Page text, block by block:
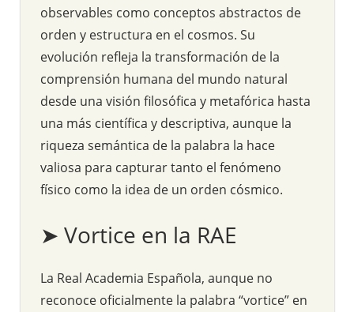
observables como conceptos abstractos de
orden y estructura en el cosmos. Su
evolución refleja la transformación de la
comprensión humana del mundo natural
desde una visión filosófica y metafórica hasta
una más científica y descriptiva, aunque la
riqueza semántica de la palabra la hace
valiosa para capturar tanto el fenómeno
físico como la idea de un orden cósmico.
➤ Vortice en la RAE
La Real Academia Española, aunque no
reconoce oficialmente la palabra “vortice” en